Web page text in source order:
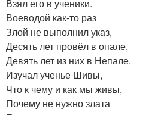
Взял его в ученики.
Воеводой как-то раз
Злой не выполнил указ,
Десять лет провёл в опале,
Девять лет из них в Непале.
Изучал ученье Шивы,
Что к чему и как мы живы,
Почему не нужно злата